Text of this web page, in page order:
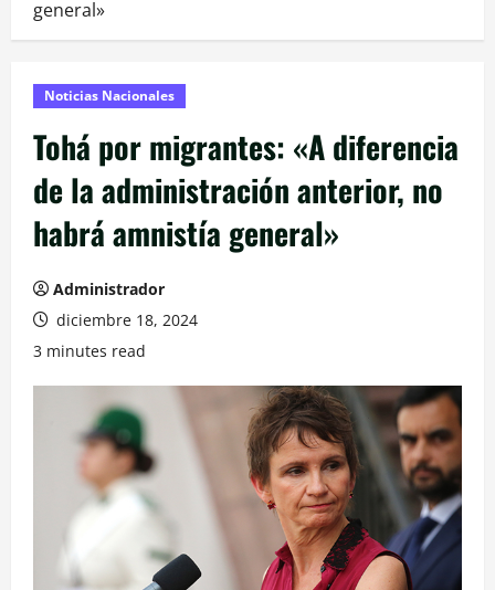
general»
Noticias Nacionales
Tohá por migrantes: «A diferencia
de la administración anterior, no
habrá amnistía general»
Administrador
diciembre 18, 2024
3 minutes read